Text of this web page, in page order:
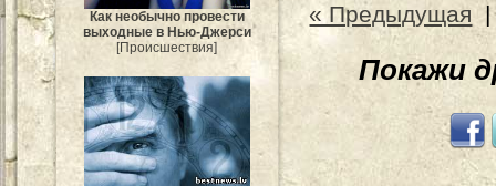
Как необычно провести
выходные в Нью-Джерси
[Происшествия]
« Предыдущая
Покажи